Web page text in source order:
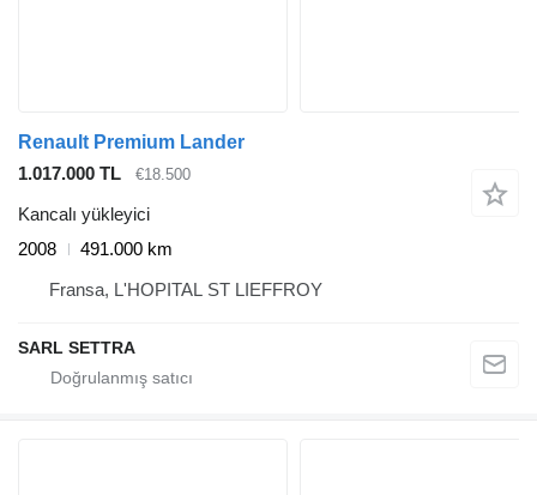
Renault Premium Lander
1.017.000 TL
€18.500
Kancalı yükleyici
2008
491.000 km
Fransa, L'HOPITAL ST LIEFFROY
SARL SETTRA